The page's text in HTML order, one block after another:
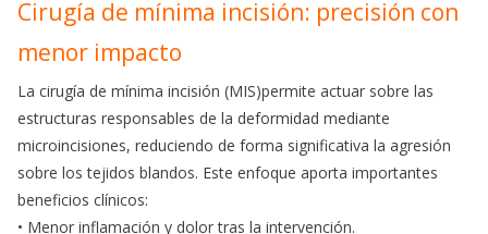
Cirugía de mínima incisión: precisión con
menor impacto
La cirugía de mínima incisión (MIS)permite actuar sobre las
estructuras responsables de la deformidad mediante
microincisiones, reduciendo de forma significativa la agresión
sobre los tejidos blandos. Este enfoque aporta importantes
beneficios clínicos:
• Menor inflamación y dolor tras la intervención.